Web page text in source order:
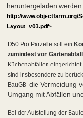
heruntergeladen
http://www.objectfarm.org/
Layout_v03.pdf>.
D50 Pro Parzelle soll ein
zumindest von
Küchenabfällen
sind insbesondere zu
BauGB die Vermeidung
Umgang mit Abfällen
Bei der Aufstellung der